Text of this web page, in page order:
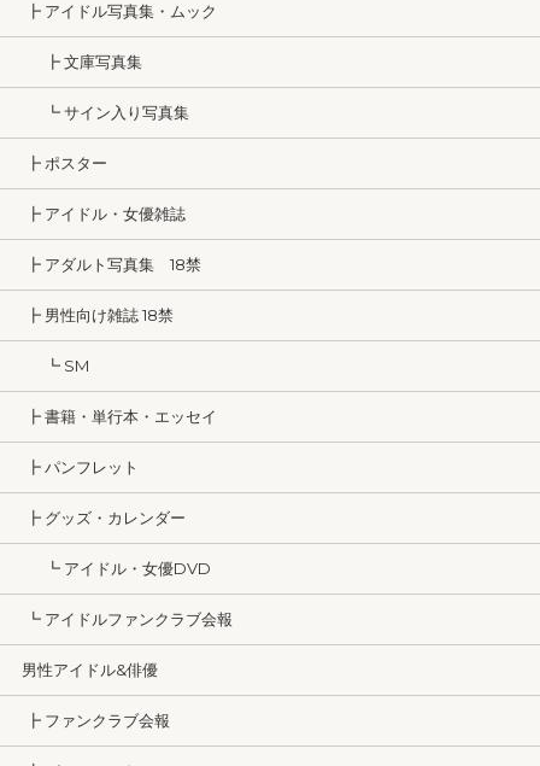
┣ アイドル写真集・ムック
┣ 文庫写真集
┗ サイン入り写真集
┣ ポスター
┣ アイドル・女優雑誌
┣ アダルト写真集 18禁
┣ 男性向け雑誌 18禁
┗ SM
┣ 書籍・単行本・エッセイ
┣ パンフレット
┣ グッズ・カレンダー
┗ アイドル・女優DVD
┗ アイドルファンクラブ会報
男性アイドル&俳優
┣ ファンクラブ会報